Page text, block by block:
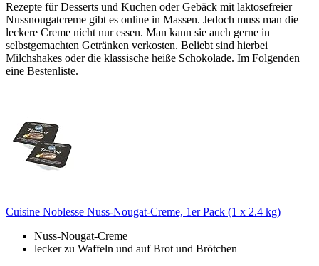
Rezepte für Desserts und Kuchen oder Gebäck mit laktosefreier
Nussnougatcreme gibt es online in Massen. Jedoch muss man die
leckere Creme nicht nur essen. Man kann sie auch gerne in
selbstgemachten Getränken verkosten. Beliebt sind hierbei
Milchshakes oder die klassische heiße Schokolade. Im Folgenden
eine Bestenliste.
Cuisine Noblesse Nuss-Nougat-Creme, 1er Pack (1 x 2.4 kg)
Nuss-Nougat-Creme
lecker zu Waffeln und auf Brot und Brötchen